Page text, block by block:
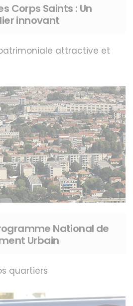
Corps Saints : Un
innovant
attractive et
National de
Urbain
quartiers